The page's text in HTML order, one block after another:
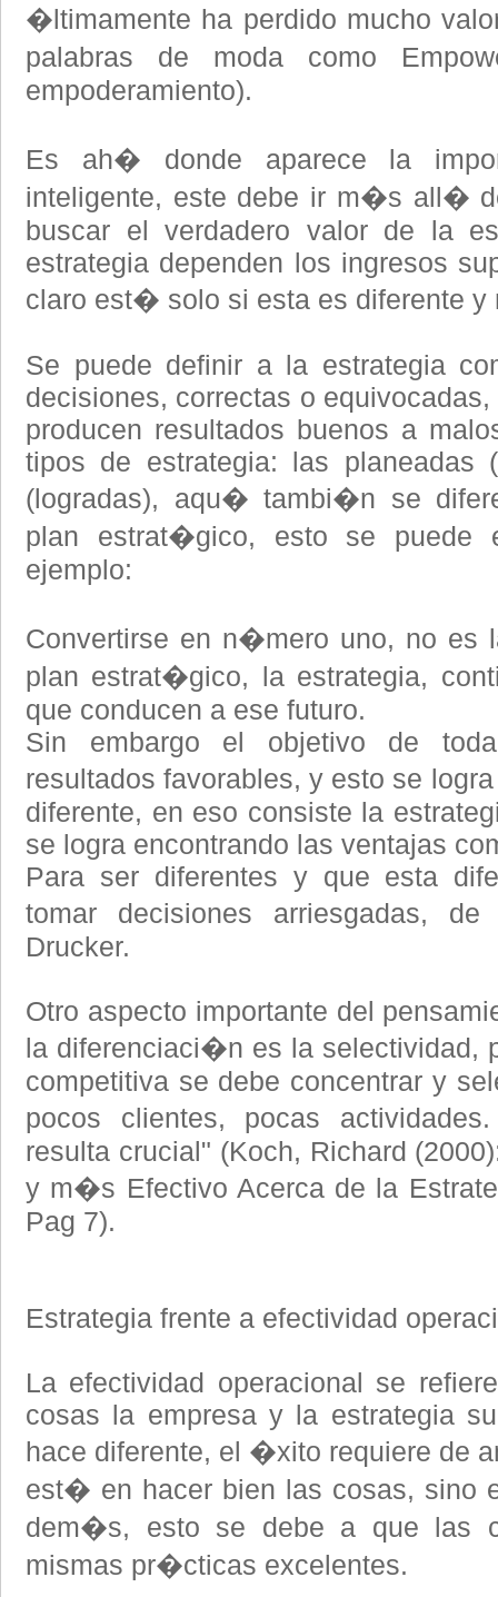
�ltimamente ha perdido mucho
palabras de moda como
empoderamiento).
Es ah� donde aparece la
inteligente, este debe ir m�s all�
buscar el verdadero valor de la
estrategia dependen los ingresos
claro est� solo si esta es diferente y
Se puede definir a la estrategia
decisiones, correctas o
producen resultados buenos a
tipos de estrategia: las planeadas
(logradas), aqu� tambi�n se
plan estrat�gico, esto se puede
ejemplo:
Convertirse en n�mero uno, no es
plan estrat�gico, la estrategia,
que conducen a ese futuro.
Sin embargo el objetivo de
resultados favorables, y esto se
diferente, en eso consiste la
se logra encontrando las ventajas
Para ser diferentes y que esta
tomar decisiones arriesgadas,
Drucker.
Otro aspecto importante del
la diferenciaci�n es la selectividad,
competitiva se debe concentrar y
pocos clientes, pocas
resulta crucial" (Koch, Richard
y m�s Efectivo Acerca de la
Pag 7).
Estrategia frente a efectividad
La efectividad operacional se
cosas la empresa y la estrategia
hace diferente, el �xito requiere de
est� en hacer bien las cosas, sino
dem�s, esto se debe a que las
mismas pr�cticas excelentes.